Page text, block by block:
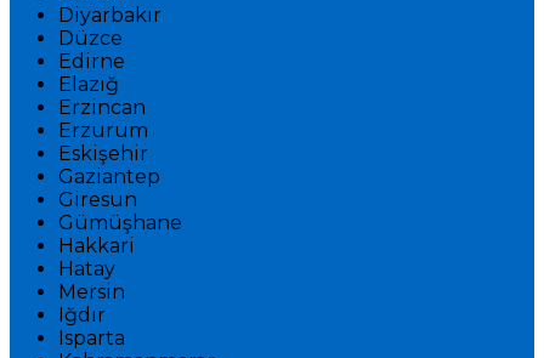
Diyarbakır
Düzce
Edirne
Elazığ
Erzincan
Erzurum
Eskişehir
Gaziantep
Giresun
Gümüşhane
Hakkari
Hatay
Mersin
Iğdır
Isparta